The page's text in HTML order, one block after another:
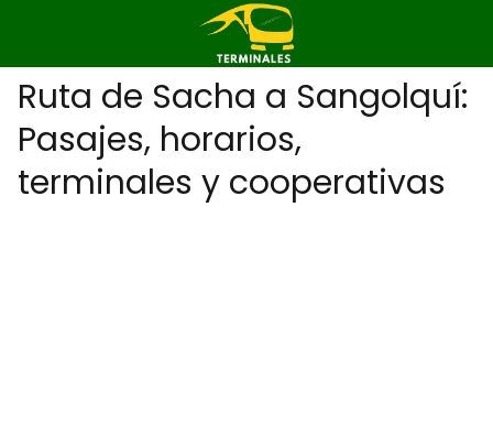
Ruta de Sacha a Sangolquí:
Pasajes, horarios,
terminales y cooperativas